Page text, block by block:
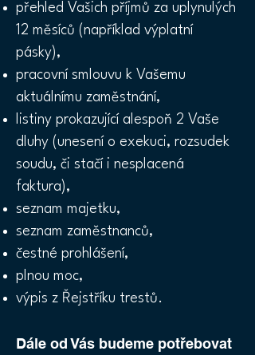
přehled Vašich příjmů za uplynulých
12 měsíců (například výplatní
pásky),
pracovní smlouvu k Vašemu
aktuálnímu zaměstnání,
listiny prokazující alespoň 2 Vaše
dluhy (unesení o exekuci, rozsudek
soudu, či stačí i nesplacená
faktura),
seznam majetku,
seznam zaměstnanců,
čestné prohlášení,
plnou moc,
výpis z Řejstříku trestů.
Dále od Vás budeme potřebovat